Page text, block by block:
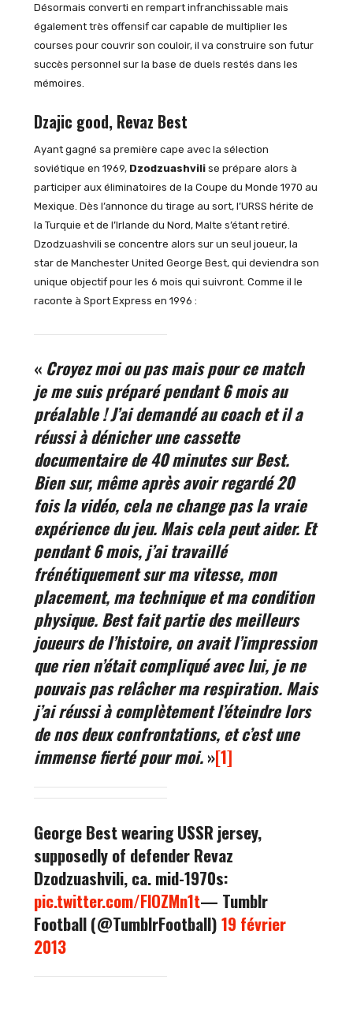
Désormais converti en rempart infranchissable mais
également très offensif car capable de multiplier les
courses pour couvrir son couloir, il va construire son futur
succès personnel sur la base de duels restés dans les
mémoires.
Dzajic good, Revaz Best
Ayant gagné sa première cape avec la sélection
soviétique en 1969, Dzodzuashvilise prépare alors à
participer aux éliminatoires de la Coupe du Monde 1970 au
Mexique. Dès l’annonce du tirage au sort, l’URSS hérite de
la Turquie et de l’Irlande du Nord, Malte s’étant retiré.
Dzodzuashvili se concentre alors sur un seul joueur, la
star de Manchester United George Best, qui deviendra son
unique objectif pour les 6 mois qui suivront. Comme il le
raconte à Sport Express en 1996 :
«Croyez moi ou pas mais pour ce match
je me suis préparé pendant 6 mois au
préalable ! J’ai demandé au coach et il a
réussi à dénicher une cassette
documentaire de 40 minutes sur Best.
Bien sur, même après avoir regardé 20
fois la vidéo, cela ne change pas la vraie
expérience du jeu. Mais cela peut aider. Et
pendant 6 mois, j’ai travaillé
frénétiquement sur ma vitesse, mon
placement, ma technique et ma condition
physique. Best fait partie des meilleurs
joueurs de l’histoire, on avait l’impression
que rien n’était compliqué avec lui, je ne
pouvais pas relâcher ma respiration. Mais
j’ai réussi à complètement l’éteindre lors
de nos deux confrontations, et c’est une
immense fierté pour moi.»[1]
George Best wearing USSR jersey,
supposedly of defender Revaz
Dzodzuashvili, ca. mid-1970s:
pic.twitter.com/FlOZMn1t— Tumblr
Football (@TumblrFootball)19 février
2013